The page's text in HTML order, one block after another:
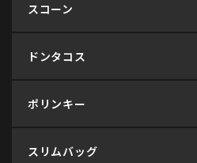
スコーン
ドンタコス
ポリンキー
スリムバッグ